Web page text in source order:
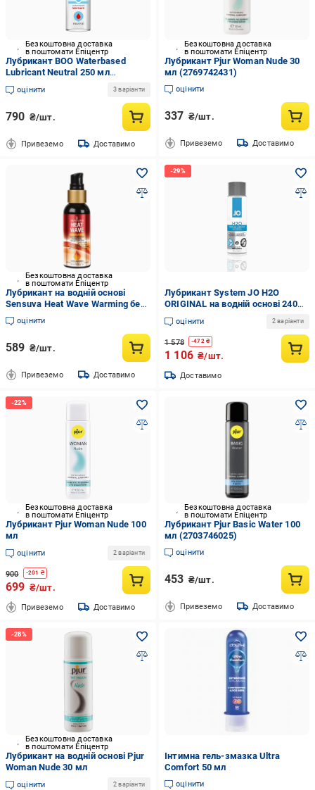
Безкоштовна доставка
в поштомати Епіцентр
Лубрикант BOO Waterbased
Lubricant Neutral 250 мл
(1000063250)
оцінити 3 варіанти
790 ₴/шт.
Привеземо Доставимо
Безкоштовна доставка
в поштомати Епіцентр
Лубрикант Pjur Woman Nude 30
мл (2769742431)
оцінити
337 ₴/шт.
Привеземо Доставимо
Безкоштовна доставка
в поштомати Епіцентр
Лубрикант на водній основі
Sensuva Heat Wave Warming без
гліцерину та парабенів 57 мл
(2799298421)
оцінити
589 ₴/шт.
Привеземо Доставимо
Лубрикант System JO H2O
ORIGINAL на водній основі 240
мл
оцінити 2 варіанти
1 578 -472₴
1 106 ₴/шт.
Доставимо
Безкоштовна доставка
в поштомати Епіцентр
Лубрикант Pjur Woman Nude 100
мл
оцінити 2 варіанти
900 -201 ₴
699 ₴/шт.
Привеземо Доставимо
Безкоштовна доставка
в поштомати Епіцентр
Лубрикант Pjur Basic Water 100
мл (2703746025)
оцінити
453 ₴/шт.
Привеземо Доставимо
Безкоштовна доставка
в поштомати Епіцентр
Лубрикант на водній основі Pjur
Woman Nude 30 мл
оцінити 2 варіанти
Інтимна гель-змазка Ultra
Comfort 50 мл
оцінити